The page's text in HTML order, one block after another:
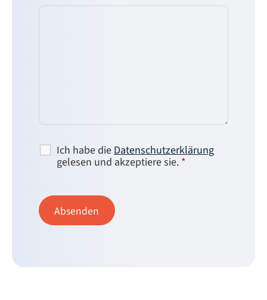
Ich habe dieDatenschutzerklärung
gelesen und akzeptiere sie. *